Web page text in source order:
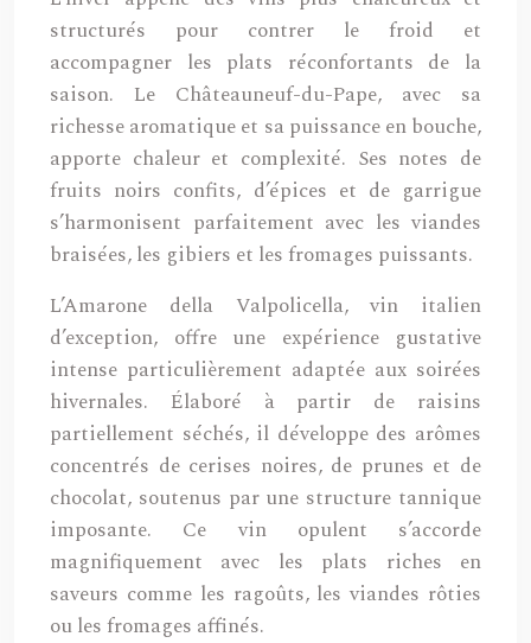
structurés pour contrer le froid et
accompagner les plats réconfortants de la
saison. Le Châteauneuf-du-Pape, avec sa
richesse aromatique et sa puissance en bouche,
apporte chaleur et complexité. Ses notes de
fruits noirs confits, d’épices et de garrigue
s’harmonisent parfaitement avec les viandes
braisées, les gibiers et les fromages puissants.
L’Amarone della Valpolicella, vin italien
d’exception, offre une expérience gustative
intense particulièrement adaptée aux soirées
hivernales. Élaboré à partir de raisins
partiellement séchés, il développe des arômes
concentrés de cerises noires, de prunes et de
chocolat, soutenus par une structure tannique
imposante. Ce vin opulent s’accorde
magnifiquement avec les plats riches en
saveurs comme les ragoûts, les viandes rôties
ou les fromages affinés.